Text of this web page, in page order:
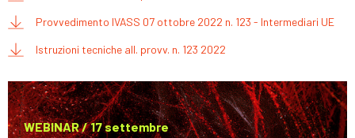
Provvedimento IVASS 07 ottobre 2022 n. 123 - Intermediari UE
Istruzioni tecniche all. provv. n. 123 2022
WEBINAR / 17 settembre